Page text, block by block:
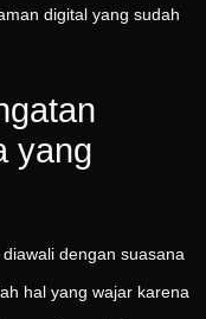
digital yang sudah
yang
dengan suasana
hal yang wajar karena